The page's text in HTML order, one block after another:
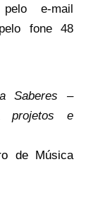
e-mail
fone 48
Saberes –
projetos e
de Música